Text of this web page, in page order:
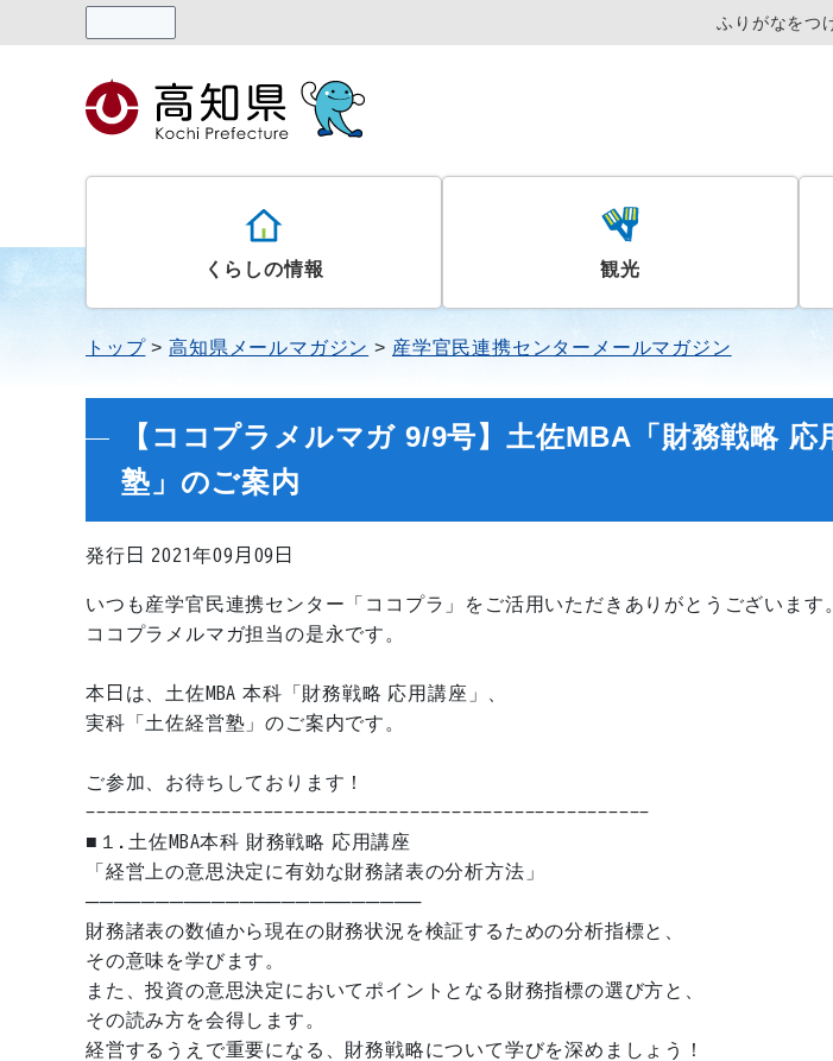
ふりがなをつ
くらしの情報 観光
トップ 高知県メールマガジン 産学官民連携センターメールマガジン
【ココプラメルマガ 9/9号】土佐MBA「財務戦略 応
塾」のご案内
発行日 2021年09月09日
いつも産学官民連携センター「ココプラ」をご活用いただきありがとうございます。
ココプラメルマガ担当の是永です。
本日は、土佐MBA 本科「財務戦略 応用講座」、
実科「土佐経営塾」のご案内です。
ご参加、お待ちしております！
------------------------------------------------------
■１.土佐MBA本科 財務戦略 応用講座
「経営上の意思決定に有効な財務諸表の分析方法」
────────────────────────
財務諸表の数値から現在の財務状況を検証するための分析指標と、
その意味を学びます。
また、投資の意思決定においてポイントとなる財務指標の選び方と、
その読み方を会得します。
経営するうえで重要になる、財務戦略について学びを深めましょう！